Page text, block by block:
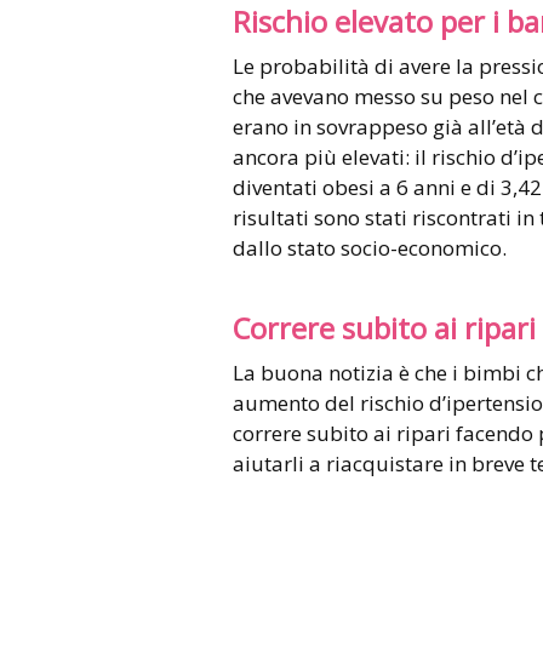
Rischio elevato per i
Le probabilità di avere la
che avevano messo su peso
erano in sovrappeso già all’età
ancora più elevati: il rischio
diventati obesi a 6 anni e di
risultati sono stati riscontrati
dallo stato socio-economico.
Correre subito ai ripari
La buona notizia è che i bimbi
aumento del rischio
correre subito ai ripari facendo
aiutarli a riacquistare in breve